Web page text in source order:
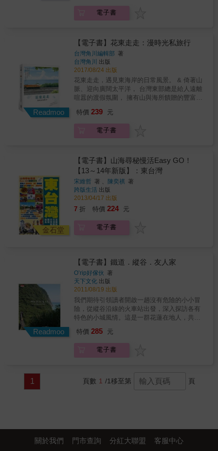
近距離接觸動物，抑或入住特色民宿好好睡一
覺。好動愛刺激的，可參加花蓮瑞穗鄉的刺激
冬山鄉踏單車等……東台灣果然是一個動靜皆
宜的絕佳自然旅遊地！ 本書清晰的交通指引，
讓你輕鬆利用火車、客運與台灣好行等大眾運
輸前往各地，還提供詳盡的駕車路線資訊，配
合42幅的景點地圖，「交通不便」不再是前往
東台灣享受人生的障礙！․盡收東部本島及綠島
蘭嶼精彩景點：太魯閣、伯朗大道、石朗浮
潛、朝日溫泉․約400個熱捧老店、景點․精心推
介89間特色民宿․詳盡交通路線、時間表․專業
繪製42幅地圖及鐵路圖
景點， 遊山玩水、故事建築、雜貨市集、在地
小吃、溫馨好宿， 帶你體驗景色看不盡、美食
吃不完的旅程，花東必訪景點缺一不可！ & &
【本書特色】 ‧推薦旅行路線，方便規劃出遊行
程。 ‧地區式介紹旅遊景點，好吃好玩一目瞭
然。 ‧搭配精美圖文，詳細解說景點特色及店家
資訊。 ‧便利「地圖QR Code」交通資訊，讓你
輕鬆掃到哪、玩到哪。 & 【花蓮】 花蓮市 秀
林‧新城 吉安‧壽豐 鳳林‧光復 豐濱‧瑞穗 玉里‧富
野 卑南‧太麻里
電子書
Readmoo
【電子書】花東走走：漫時光私旅行
台灣角川編輯部 著
台灣角川
出版
2017/08/24 出版
花東走走，遇見東海岸的日常風景。 & 倚著山
脈、迎向廣闊太平洋， 台灣東部總是給人遠離
喧囂的渡假氛圍， 擁有山與海所饋贈的豐富天
海與藍天白雲互相映照， 沿著綿延不絕的海岸
景點， 遊山玩水、故事建築、雜貨市集、在地
小吃、溫馨好宿， 帶你體驗景色看不盡、美食
吃不完的旅程，花東必訪景點缺一不可！ & &
【本書特色】 ‧推薦旅行路線，方便規劃出遊行
程。 ‧地區式介紹旅遊景點，好吃好玩一目瞭
資訊。 ‧便利「地圖QR Code」交通資訊，讓你
特價 239 元
電子書
金石堂
【電子書】山海尋秘慢活Easy GO！
【13～14年新版】：東台灣
宋維哲 著 、 陳奕祺 著
跨版生活 出版
2013/04/17 出版
7 折 特價 224 元
電子書
Readmoo
【電子書】鐵道．縱谷．友人家
O’rip好傢伙 著
天下文化 出版
2011/08/19 出版
我們期待引領讀者開啟一趟沒有危險的小小冒
險，從縱谷沿線的火車站出發，深入探訪各有
特色的小城風情。這是一群花蓮在地人，共同
太魯閣、七星潭……等觀光景點，而是以鐵道
車等交通工具深入一個個小社區，認識當地
蓮縱谷的小村小鎮，火車是最簡易可到任何鄉
鎮的交通工具。別擔心，我們都稱這是一種
多認真又可愛的 人 事 物。我們看見，每個社
區與部落，都有它獨特的面貌，是由在其間生
特價 285 元
電子書
1 頁數 1 /1移至第 頁
關於我們 門市查詢 分紅大聯盟 客服中心